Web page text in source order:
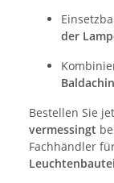
der
Bestellen Sie
vermessingt
Fachhändler